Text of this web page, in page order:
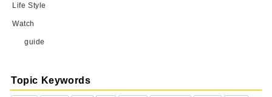
Life Style
Watch
guide
Topic Keywords